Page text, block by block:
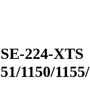
224-XTS
1150/